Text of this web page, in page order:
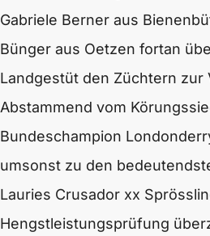
Gabriele Berner aus
Bünger aus Oetzen fortan
Landgestüt den Züchtern zur
Abstammend vom
Bundeschampion
umsonst zu den
Lauries Crusador xx
Hengstleistungsprüfung